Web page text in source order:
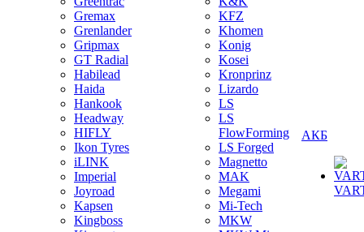
Gremax
Grenlander
Gripmax
GT Radial
Habilead
Haida
Hankook
Headway
HIFLY
Ikon Tyres
iLINK
Imperial
Joyroad
Kapsen
Kingboss
KFZ
Khomen
Konig
Kosei
Kronprinz
Lizardo
LS
LS
FlowForming
LS Forged
Magnetto
MAK
Megami
Mi-Tech
MKW
АКБ